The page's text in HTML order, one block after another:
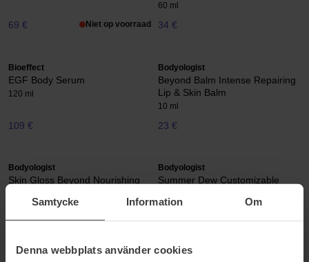
Samtycke Information Om
Denna webbplats använder cookies
69 € Niet op voorraad
60 ml
34 €
Bioeffect
EGF Body Serum
120 ml
109 €
Bodyologist
Beyond Balm Intense Repairing
Lip & Skin Balm
10 ml
23 €
Bodyologist
Skin Gloss Beyond Nourishing
100 ml
Bodyologist
Summer Dew Customizable
50 ml